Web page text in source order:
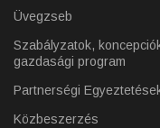
Üvegzseb
Szabályzatok,
gazdasági program
Partnerségi
Közbeszerzés